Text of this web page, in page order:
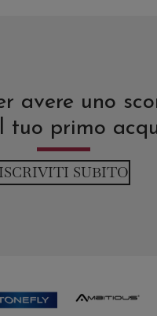
avere uno
tuo primo
ISCRIVITI SUBITO